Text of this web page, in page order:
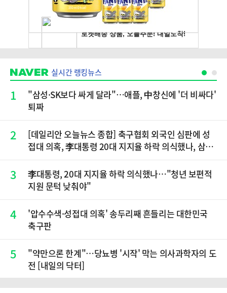
실시간 랭킹뉴스
1
"삼성·SK보다 싸게 달라"…애플, 中창신에 '더 비싸다'
퇴짜
2
[데일리안 오늘뉴스 종합] 축구협회 외국인 심판에 성
접대 의혹, 李대통령 20대 지지율 하락 의식했나, 삼전
재점화, 김민석 "과반 승리 가능성 99%" 등
3
李대통령, 20대 지지율 하락 의식했나…"청년 보편적
지원 문턱 낮춰야"
4
'압수수색·성접대 의혹' 송두리째 흔들리는 대한민국
축구판
5
"약만으론 한계"…당뇨병 '시작' 막는 의사과학자의 도
전 [내일의 닥터]